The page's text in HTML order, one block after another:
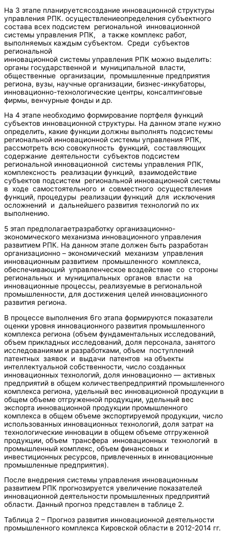
На 3 этапе планируетсясоздание инновационной структуры
управления РПК. осуществлениеопределения субъектного
состава всех подсистем региональной инновационной
системы управления РПК, а также комплекс работ,
выполняемых каждым субъектом. Среди субъектов
региональной
инновационной системы управления РПК можно выделить:
органы государственной и муниципальной власти,
общественные организации, промышленные предприятия
региона, вузы, научные организации, бизнес-инкубаторы,
инновационно-технологические центры, консалтинговые
фирмы, венчурные фонды и др.
На 4 этапе необходимо формирование портфеля функций
субъектов инновационной структуры. На данном этапе нужно
определить, какие функции должны выполнять подсистемы
региональной инновационной системы управления РПК,
рассмотреть всю совокупность функций, составляющих
содержание деятельности субъектов подсистем
региональной инновационной системы управления РПК,
комплексность реализации функций, взаимодействие
субъектов подсистем региональной инновационной системы
в ходе самостоятельного и совместного осуществления
функций, процедуры реализации функций для исключения
осложнений и дальнейшего развития технологий по их
выполнению.
5 этап предполагаетразработку организационно-
экономического механизма инновационного управления
развитием РПК. На данном этапе должен быть разработан
организационно – экономический механизм управления
инновационным развитием промышленного комплекса,
обеспечивающий управленческое воздействие со стороны
региональных и муниципальных органов власти на
инновационные процессы, реализуемые в региональной
промышленности, для достижения целей инновационного
развития региона.
В процессе выполнения 6го этапа формируются показатели
оценки уровня инновационного развития промышленного
комплекса региона (объем фундаментальных исследований,
объем прикладных исследований, доля персонала, занятого
исследованиями и разработками, объем поступлений
патентных заявок и выдачи патентов на объекты
интеллектуальной собственности, число созданных
инновационных технологий, доля инновационно — активных
предприятий в общем количествепредприятий промышленного
комплекса региона, удельный вес инновационной продукции в
общем объеме отгруженной продукции, удельный вес
экспорта инновационной продукции промышленного
комплекса в общем объеме экспортируемой продукции, число
использованных инновационных технологий, доля затрат на
технологические инновации в общем объеме отгруженной
продукции, объем трансфера инновационных технологий в
промышленный комплекс, объем финансовых и
инвестиционных ресурсов, привлеченных в инновационные
промышленные предприятия).
После внедрения системы управления инновационным
развитием РПК прогнозируется увеличение показателей
инновационной деятельности промышленных предприятий
области. Данный прогноз представлен в таблице 2.
Таблица 2 – Прогноз развития инновационной деятельности
промышленного комплекса Кировской области в 2012-2014 гг.